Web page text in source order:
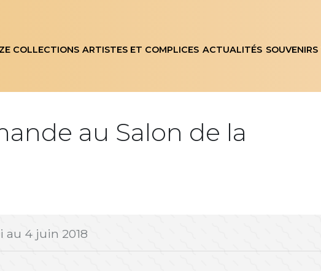
COLLECTIONS ARTISTES ET COMPLICES ACTUALITÉS SOUVENIRS
au Salon de la
au 4 juin 2018